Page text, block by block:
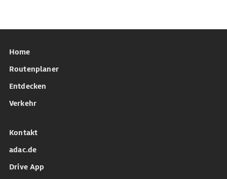
Home
Routenplaner
Entdecken
Verkehr
Kontakt
adac.de
Drive App